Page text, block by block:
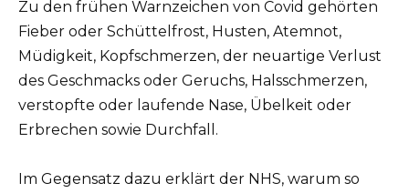
Zu den frühen Warnzeichen von Covid gehörten
Fieber oder Schüttelfrost, Husten, Atemnot,
Müdigkeit, Kopfschmerzen, der neuartige Verlust
des Geschmacks oder Geruchs, Halsschmerzen,
verstopfte oder laufende Nase, Übelkeit oder
Erbrechen sowie Durchfall.
Im Gegensatz dazu erklärt der NHS, warum so